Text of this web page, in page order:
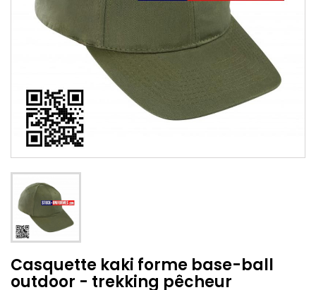
Casquette kaki forme base-ball
outdoor - trekking pêcheur